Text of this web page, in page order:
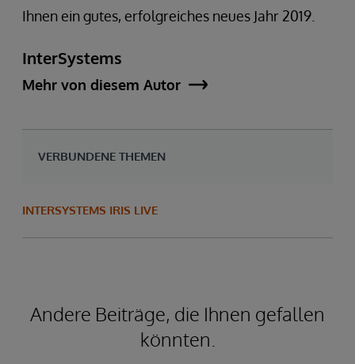
Ihnen ein gutes, erfolgreiches neues Jahr 2019.
InterSystems
Mehr von diesem Autor
VERBUNDENE THEMEN
INTERSYSTEMS IRIS LIVE
Andere Beiträge, die Ihnen gefallen
könnten.